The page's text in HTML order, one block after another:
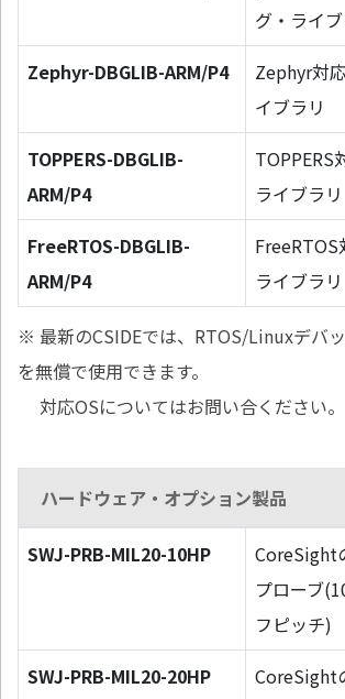
グ・ライ
Zephyr-DBGLIB-ARM/P4
Zephyr対
イブラリ
TOPPERS-DBGLIB-
ARM/P4
TOPPERS
ライブラリ
FreeRTOS-DBGLIB-
ARM/P4
FreeRTOS
ライブラリ
※ 最新のCSIDEでは、RTOS/Linuxデバ
を無償で使用できます。
対応OSについてはお問い合ください。
ハードウェア・オプション製品
SWJ-PRB-MIL20-10HP
CoreSight
プローブ
フピッチ)
SWJ-PRB-MIL20-20HP
CoreSight